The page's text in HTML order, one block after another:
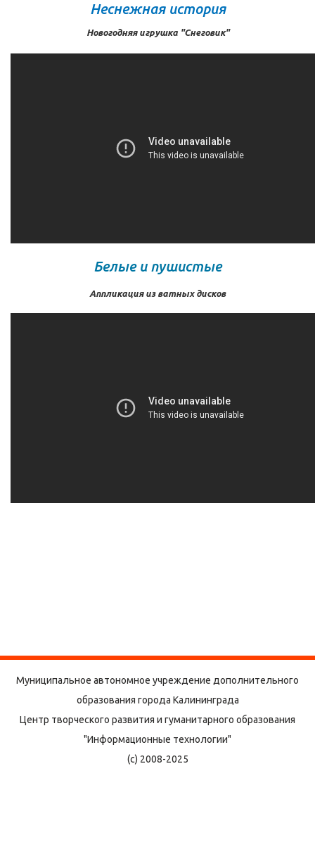
Неснежная история
Новогодняя игрушка "Снеговик"
Белые и пушистые
Аппликация из ватных дисков
Муниципальное автономное учреждение дополнительного
образования города Калининграда
Центр творческого развития и гуманитарного образования
"Информационные технологии"
(с) 2008-2025